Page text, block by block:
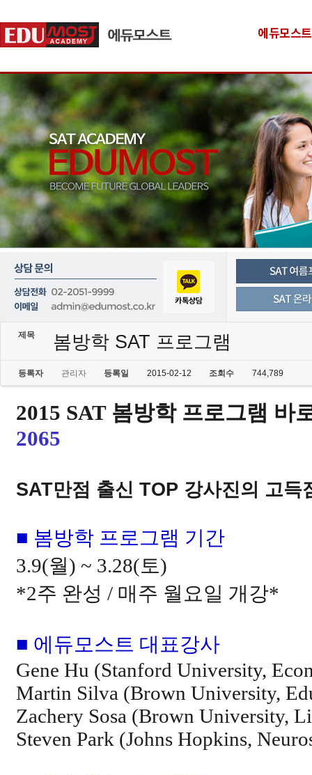
에듀모스
제목 봄방학 SAT 프로그램
등록자 관리자 등록일 2015-02-12 조회수 744,789
2015 SAT 봄방학 프로그램 바
2065
SAT만점 출신 TOP 강사진의 고득
■ 봄방학 프로그램 기간
3.9(월) ~ 3.28(토)
*2주 완성 / 매주 월요일 개강*
■ 에듀모스트 대표강사
Gene Hu (Stanford University,
Martin Silva (Brown University,
Zachery Sosa (Brown University,
Steven Park (Johns Hopkins,